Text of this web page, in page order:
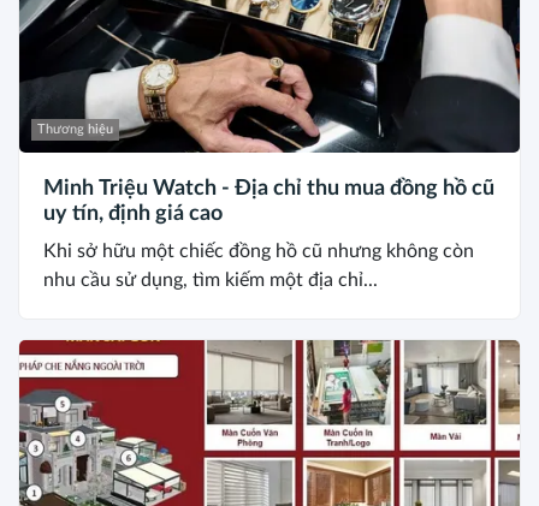
Thương hiệu
Minh Triệu Watch - Địa chỉ thu mua đồng hồ cũ
uy tín, định giá cao
Khi sở hữu một chiếc đồng hồ cũ nhưng không còn
nhu cầu sử dụng, tìm kiếm một địa chỉ...